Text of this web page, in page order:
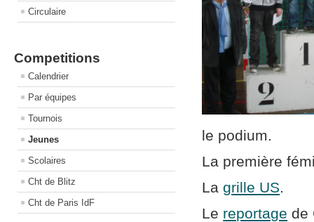
Circulaire
Competitions
Calendrier
Par équipes
Tournois
Jeunes
Scolaires
Cht de Blitz
Cht de Paris IdF
le podium.
La première
Lagrille US.
Le reportage de